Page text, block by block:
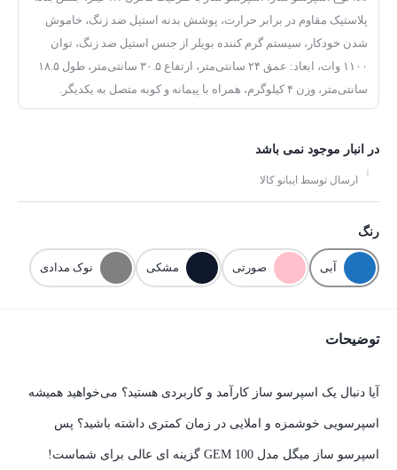
پلاستیک مقاوم در برابر حرارت، پوشش بدنه استیل ضد زنگ، خاموش
شدن خودکار، سیستم گرم کننده بویلر از جنس استیل ضد زنگ، توان
۱۱۰۰ وات، ابعاد: عمق ۲۴ سانتی‌متر، ارتفاع ۳۰.۵ سانتی‌متر، طول ۱۸.۵
سانتی‌متر، وزن ۴ کیلوگرم، همراه با پیمانه و کوبه متصل به یکدیگر.
در انبار موجود نمی باشد
ارسال توسط ایبانو کالا
رنگ
آبی صورتی مشکی نوک مدادی
توضیحات
آیا دنبال یک اسپرسو ساز کارآمد و کاربردی هستید؟ می‌خواهید همیشه
اسپرسویی خوشمزه و املایی در زمان کمتری داشته باشید؟ پس
اسپرسو ساز میگل مدل GEM 100 گزینه ای عالی برای شماست!